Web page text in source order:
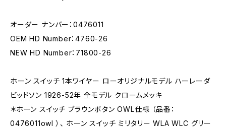
オーダー ナンバー：0476011
OEM HD Number：4760-26
NEW HD Number：71800-26
ホーン スイッチ 1本ワイヤー ローオリジナルモデル ハーレーダ
ビッドソン 1926-52年 全モデル クロームメッキ
＊ホーン スイッチ ブラウンボタン OWL仕様 （品番：
0476011owl ）、 ホーン スイッチ ミリタリー WLA WLC グリー